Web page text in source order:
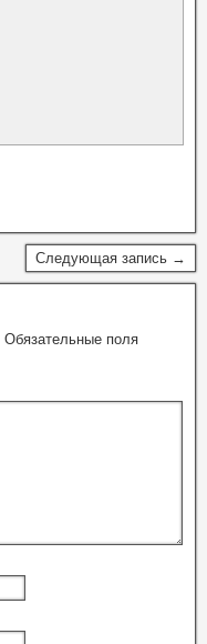
Следующая запись →
Обязательные поля